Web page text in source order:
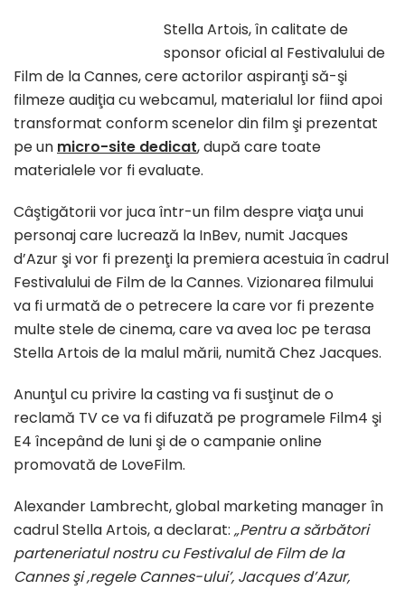
Stella Artois, în calitate de
sponsor oficial al Festivalului de
Film de la Cannes, cere actorilor aspiranţi să-şi
filmeze audiţia cu webcamul, materialul lor fiind apoi
transformat conform scenelor din film şi prezentat
pe un micro-site dedicat, după care toate
materialele vor fi evaluate.
Câştigătorii vor juca într-un film despre viaţa unui
personaj care lucrează la InBev, numit Jacques
d’Azur şi vor fi prezenţi la premiera acestuia în cadrul
Festivalului de Film de la Cannes. Vizionarea filmului
va fi urmată de o petrecere la care vor fi prezente
multe stele de cinema, care va avea loc pe terasa
Stella Artois de la malul mării, numită Chez Jacques.
Anunţul cu privire la casting va fi susţinut de o
reclamă TV ce va fi difuzată pe programele Film4 şi
E4 începând de luni şi de o campanie online
promovată de LoveFilm.
Alexander Lambrecht, global marketing manager în
cadrul Stella Artois, a declarat: „Pentru a sărbători
parteneriatul nostru cu Festivalul de Film de la
Cannes şi ‚regele Cannes-ului’, Jacques d’Azur,